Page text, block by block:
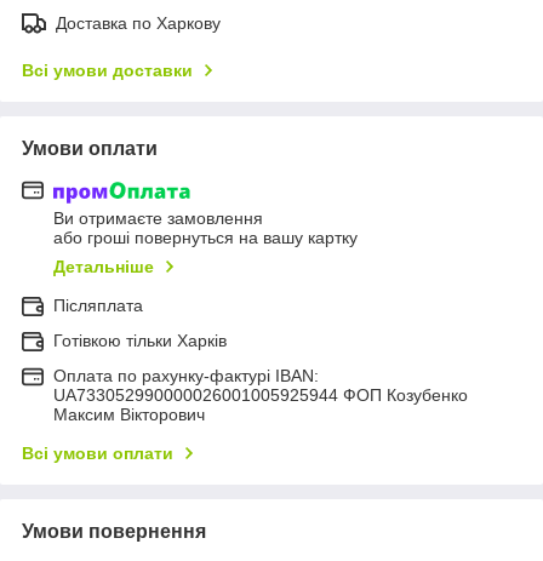
Доставка по Харкову
Всі умови доставки
Умови оплати
Ви отримаєте замовлення
або гроші повернуться на вашу картку
Детальніше
Післяплата
Готівкою тільки Харків
Оплата по рахунку-фактурі IBAN:
UA733052990000026001005925944 ФОП Козубенко
Максим Вікторович
Всі умови оплати
Умови повернення